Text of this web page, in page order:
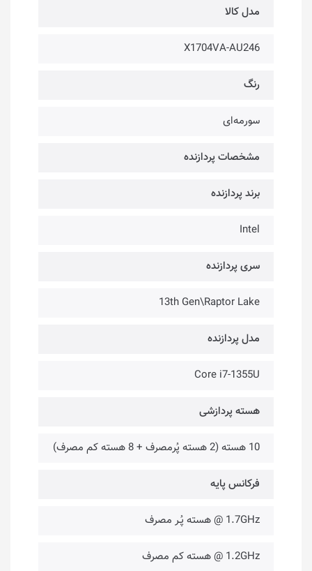
مدل کالا
X1704VA-AU246
رنگ
سورمه‌ای
مشخصات پردازنده
برند پردازنده
Intel
سری پردازنده
13th Gen\Raptor Lake
مدل پردازنده
Core i7-1355U
هسته پردازشی
10 هسته (2 هسته پُرمصرف + 8 هسته کم مصرف)
فرکانس پایه
1.7GHz @ هسته پُـر مصرف
1.2GHz @ هسته کم مصرف